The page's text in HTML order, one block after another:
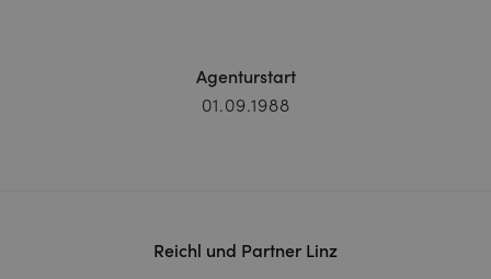
Agenturstart
01.09.1988
Reichl und Partner Linz